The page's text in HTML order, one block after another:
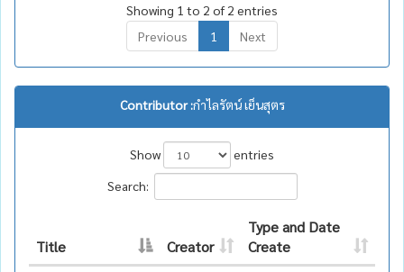
Showing 1 to 2 of 2 entries
Previous
1 Next
Contributor :กำไลรัตน์ เย็นสุตร
Show
entries
Search:
Title Creator
Type and Date
Create